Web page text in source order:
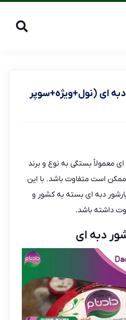
ای (نول+ویژه+سوپر
معمولاً بستگی به نوع و برند
ممکن است متفاوت باشد. با این
دبه ای بسته به کشور و
داشته باشد.
دبه ای